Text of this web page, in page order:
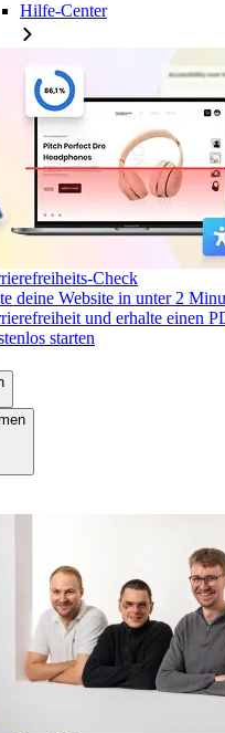
Hilfe-Center
Check
deine Website in unter 2
und erhalte einen
starten